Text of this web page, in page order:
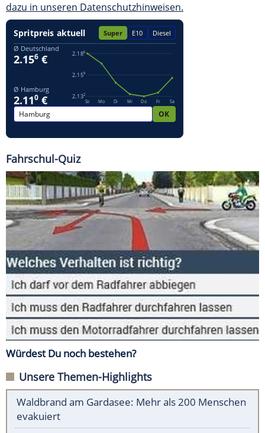
dazu in unseren Datenschutzhinweisen.
Fahrschul-Quiz
Würdest Du noch bestehen?
Unsere Themen-Highlights
Waldbrand am Gardasee: Mehr als 200 Menschen
evakuiert